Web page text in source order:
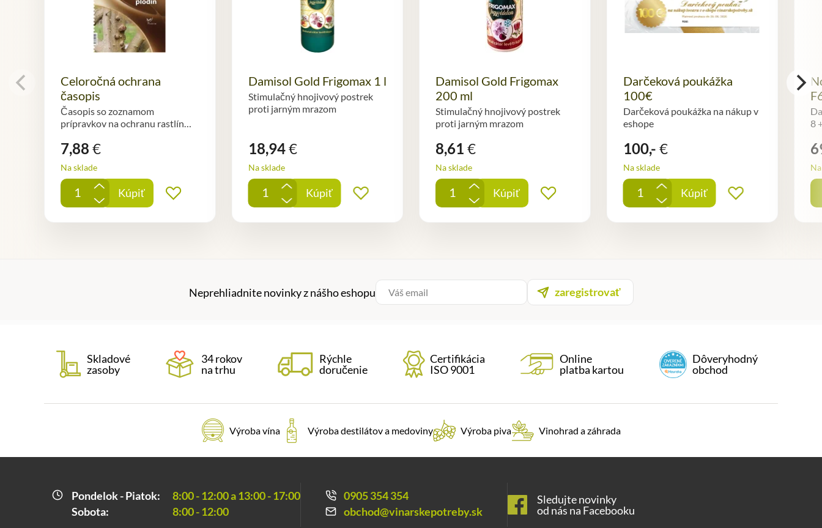
Celoročná ochrana
časopis
Časopis so zoznamom
prípravkov na ochranu rastlín…
7,88 €
Na sklade
-
Kúpiť Pridať do obľúbených
Damisol Gold Frigomax 1 l
Stimulačný hnojivový postrek
proti jarným mrazom
18,94€
Na sklade
-
Kúpiť Pridať do obľúbených
Damisol Gold Frigomax
200 ml
Stimulačný hnojivový postrek
proti jarným mrazom
8,61 €
Na sklade
-
Kúpiť Pridať do obľúbených
Darčeková poukážka
100€
Darčeková poukážka na nákup v
eshope
100,- €
Na sklade
-
Kúpiť
8
Neprehliadnite novinky z nášho eshopu zaregistrovať
Skladové
zasoby
34 rokov
na trhu
Rýchle
doručenie
Certifikácia
ISO 9001
Online
platba kartou
Dôveryhodný
obchod
Výroba vína Výroba destilátov a medoviny Výroba piva Vinohrad a záhrada
Pondelok - Piatok:
8:00 - 12:00 a 13:00 - 17:00
Sobota:
8:00 - 12:00
0905 354 354
obchod@vinarskepotreby.sk
Sledujte novinky
od nás na Facebooku